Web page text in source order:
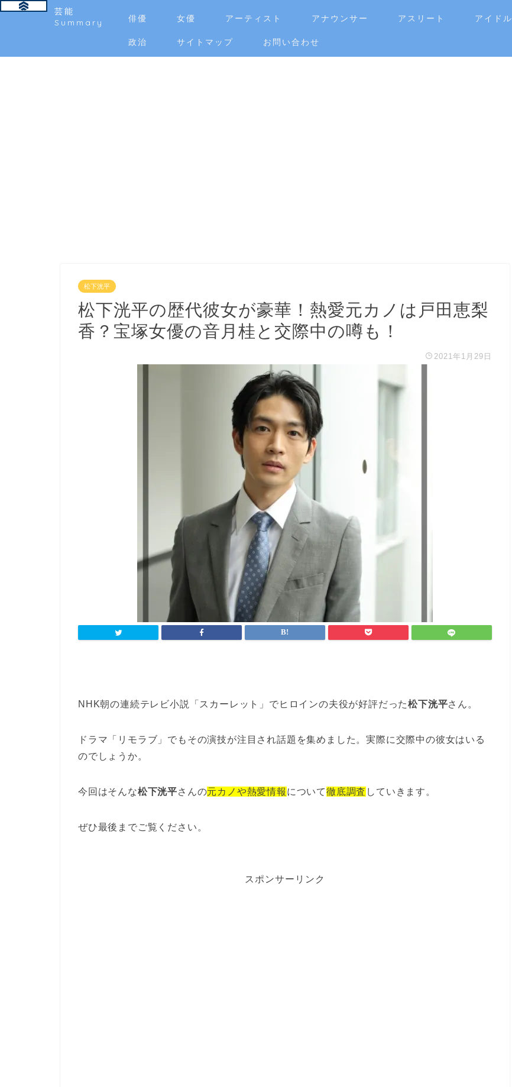
芸能
Summary
俳優 女優 アーティスト アナウンサー アスリート アイドル
政治 サイトマップ お問い合わせ
松下洸平
松下洸平の歴代彼女が豪華！熱愛元カノは戸田恵梨
香？宝塚女優の音月桂と交際中の噂も！
2021年1月29日
NHK朝の連続テレビ小説「スカーレット」でヒロインの夫役が好評だった松下洸平さん。
ドラマ「リモラブ」でもその演技が注目され話題を集めました。実際に交際中の彼女はいる
のでしょうか。
今回はそんな松下洸平さんの元カノや熱愛情報 について徹底調査 していきます。
ぜひ最後までご覧ください。
スポンサーリンク